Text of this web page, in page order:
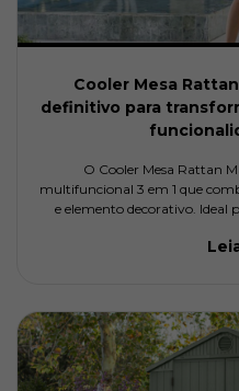
Cooler Mesa
definitivo para
O Cooler Mesa Rattan
multifuncional 3 em 1 que
e elemento decorativo. Ideal
nível